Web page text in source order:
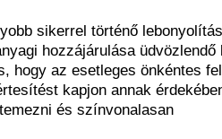
sikerrel történő
hozzájárulása üdvözlendő
hogy az esetleges önkéntes
kapjon annak
és színvonalasan